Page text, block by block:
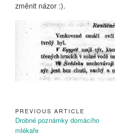
změnit názor :).
Navigace
pro
PREVIOUS ARTICLE
Previous
Article:
Drobné poznámky domácího
mlékaře